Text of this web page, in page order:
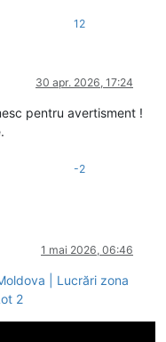
12
30 apr. 2026, 17:24
pentru avertisment !
-2
1 mai 2026, 06:46
| Lucrări zona
2